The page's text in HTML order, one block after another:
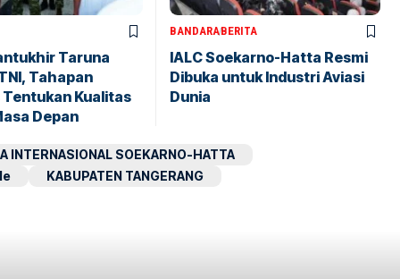
Taruna
Tahapan
Kualitas
Depan
BANDARABERITA
IALC Soekarno-Hatta Resmi
Dibuka untuk Industri Aviasi
Dunia
INTERNASIONAL SOEKARNO-HATTA
KABUPATEN TANGERANG